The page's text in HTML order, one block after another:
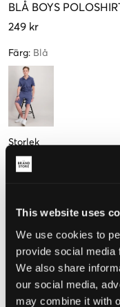
This website uses
We use cookies to
provide social media
We also share
our social media,
may combine it with
BLÅ BOYS
249 kr
Färg: Blå
Storlek
134-140 cm
Upplevd storlek
Liten